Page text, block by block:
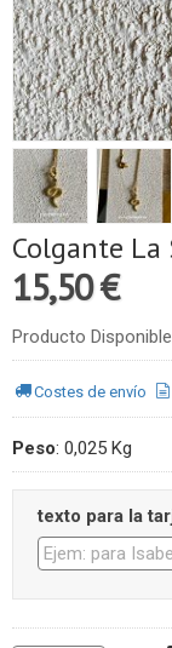
Colgante La
15,50 €
Producto Disponible
Costes de envío
Peso: 0,025 Kg
texto para la